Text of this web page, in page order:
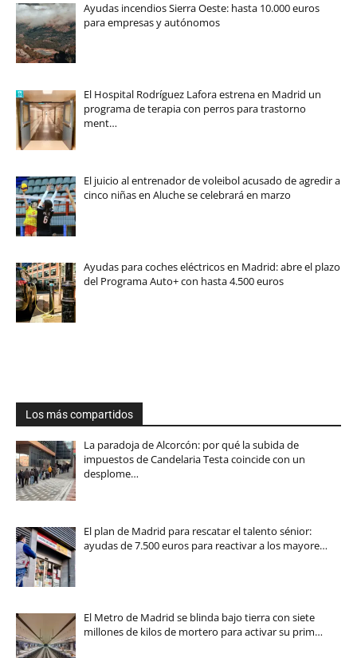
Ayudas incendios Sierra Oeste: hasta 10.000 euros
para empresas y autónomos
El Hospital Rodríguez Lafora estrena en Madrid un
programa de terapia con perros para trastorno
ment…
El juicio al entrenador de voleibol acusado de agredir a
cinco niñas en Aluche se celebrará en marzo
Ayudas para coches eléctricos en Madrid: abre el plazo
del Programa Auto+ con hasta 4.500 euros
Los más compartidos
La paradoja de Alcorcón: por qué la subida de
impuestos de Candelaria Testa coincide con un
desplome…
El plan de Madrid para rescatar el talento sénior:
ayudas de 7.500 euros para reactivar a los mayore…
El Metro de Madrid se blinda bajo tierra con siete
millones de kilos de mortero para activar su prim…